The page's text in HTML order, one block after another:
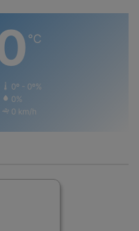
℃
0º - 0º%
0%
0 km/h